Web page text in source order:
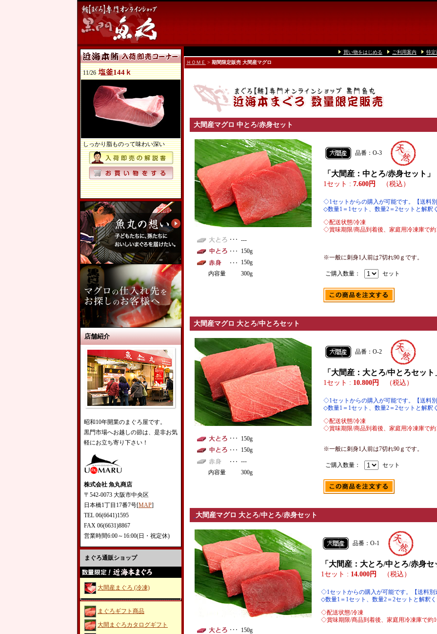
11/26 塩釜144ｋ
しっかり脂ものって味わい深い
店舗紹介
昭和10年開業のまぐろ屋です。
黒門市場へお越しの節は、是非お気
軽にお立ち寄り下さい！
株式会社 魚丸商店
〒542-0073 大阪市中央区
日本橋1丁目17番7号[MAP]
TEL 06(6641)1595
FAX 06(6631)8867
営業時間6:00～16:00(日・祝定休)
まぐろ通販ショップ
大間産まぐろ (冷凍)
まぐろギフト商品
大間まぐろカタログギフト
買い物をはじめる ご利用案内
特定
ＨＯＭＥ > 期間限定販売 大間産マグロ
大間産マグロ 中とろ/赤身セット
---
150g
150g
内容量
300g
品番：O-3
「大間産：中とろ/赤身セット」
1セット : 7.600円 （税込）
◇1セットからの購入が可能です。【送料
◇数量1＝1セット、数量2＝2セットと解釈
◇配送状態/冷凍
◇賞味期限/商品到着後、家庭用冷凍庫で約
※一般に刺身1人前は7切れ90ｇです。
ご購入数量： セット
大間産マグロ 大とろ/中とろセット
150g
150g
---
内容量
300g
品番：O-2
「大間産：大とろ/中とろセット
1セット : 10.800円 （税込）
◇1セットからの購入が可能です。【送料
◇数量1＝1セット、数量2＝2セットと解釈
◇配送状態/冷凍
◇賞味期限/商品到着後、家庭用冷凍庫で約
※一般に刺身1人前は7切れ90ｇです。
ご購入数量： セット
大間産マグロ 大とろ/中とろ/赤身セット
150g
品番：O-1
「大間産：大とろ/中とろ/赤身セ
1セット : 14.000円 （税込）
◇1セットからの購入が可能です。【送料別
◇数量1＝1セット、数量2＝2セットと解釈
◇配送状態/冷凍
◇賞味期限/商品到着後、家庭用冷凍庫で約